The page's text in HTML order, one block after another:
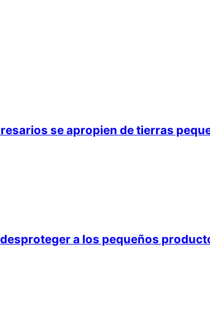
se apropien de tierras
a los pequeños